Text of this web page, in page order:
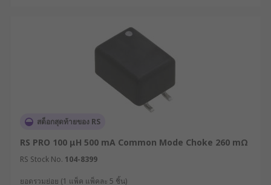
สต็อกสุดท้ายของ RS
RS PRO 100 μH 500 mA Common Mode Choke 260 mΩ
RS Stock No. 104-8399
ยอดรวมย่อย (1 แพ็ค แพ็คละ 5 ชิ้น)